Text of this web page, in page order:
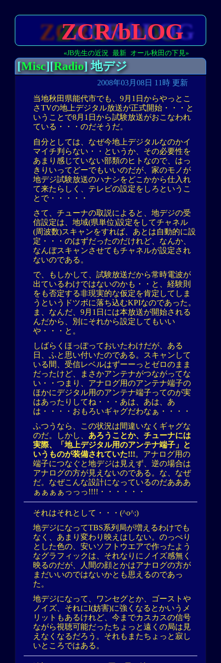
ZCR/bLOG
«JB先生の近況 最新 オール秋田の下見»
[Misc][Radio] 地デジ
2008年03月08日 11時 更新
当地秋田県能代市でも、9月1日からやっとこ
さTVの地上デジタル放送が正式開始・・・と
いうことで8月1日から試験放送がおこなわれ
ている・・・のだそうだ。
自分としては、なぜ今地上デジタルなのかイ
マイチ判らない・・というか、その必要性を
あまり感じていない部類のヒトなので、はっ
きりいってどーでもいいのだが、家のモノが
地デジ試験放送のハナシをどこかから仕入れ
て来たらしく、テレビの設定をしろというこ
とで・・・・・
さて、チューナの取説によると、地デジの受
信設定は、地域(県単位)設定をしてチャネル
(周波数)スキャンをすれば、あとは自動的に設
定・・・のはずだったのだけれど、なんか、
なんぼスキャンさせてもチャネルが設定され
ないのである。
で、もしかして、試験放送だから常時電波が
出ているわけではないのかも・・と、経験則
をも否定する非現実的な仮定を肯定してしま
うというドツボに落ち込むKPIなのであった。
ま、なんだ、9月1日には本放送が開始される
んだから、別にそれから設定してもいい
や・・・と。
しばらくほっぽっておいたわけだが、ある
日、ふと思い付いたのである。スキャンして
いる間、受信レベルはずーーっとゼロのまま
だったけど、まさかアンテナがつながってな
い・・つまり、アナログ用のアンテナ端子の
ほかにデジタル用のアンテナ端子ってのが実
はあったりしてね・・・あは、あは、あ
は・・・・おもろいギャグだわなぁ・・・・
ふつうなら、この状況は間違いなくギャグな
のだ。しかし、 あろうことか、チューナには
実際、「地上デジタル用のアンテナ端子」と
いうものが装備されていた!!!。アナログ用の
端子につなぐと地デジは見えず、逆の場合は
アナログの方が見えないのである。な、なぜ
だ。なぜこんな設計になっているのだあああ
ぁぁぁぁっっっ!!!!・・・・・・
それはそれとして・・・(^o^;)
地デジになってTBS系列局が増えるわけでも
なく、あまり変わり映えはしない。のっぺり
とした色の、安いソフトウエアで作ったよう
なグラフィックは、それなりにノイズ感無く
映るのだが、人間の顔とかはアナログの方が
まだいいのではないかとも思えるのであっ
た。
地デジになって、ワンセグとか、ゴーストや
ノイズ、それにI(妨害)に強くなるとかいうメ
リットもあるけれど、今までカスカスの信号
ながら視聴可能だったちょっと遠くの局は見
えなくなるだろう。それもまたちょっと寂し
いところではある。